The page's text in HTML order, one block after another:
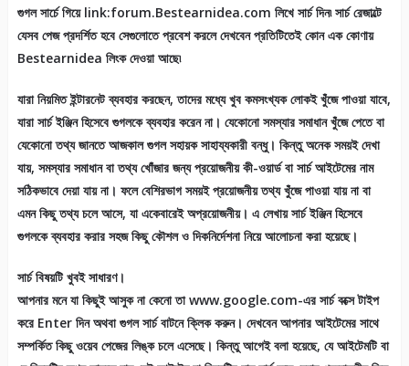
গুগল সার্চে গিয়ে link:forum.Bestearnidea.com লিখে সার্চ দিন৷ সার্চ রেজাল্টে
যেসব পেজ প্রদর্শিত হবে সেগুলোতে প্রবেশ করলে দেখবেন প্রতিটিতেই কোন এক কোণায়
Bestearnidea লিংক দেওয়া আছে৷
যারা নিয়মিত ইন্টারনেট ব্যবহার করছেন, তাদের মধ্যে খুব কমসংখ্যক লোকই খুঁজে পাওয়া যাবে,
যারা সার্চ ইঞ্জিন হিসেবে গুগলকে ব্যবহার করেন না। যেকোনো সমস্যার সমাধান খুঁজে পেতে বা
যেকোনো তথ্য জানতে আজকাল গুগল সহায়ক সাহায্যকারী বন্ধু। কিন্তু অনেক সময়ই দেখা
যায়, সমস্যার সমাধান বা তথ্য খোঁজার জন্য প্রয়োজনীয় কী-ওয়ার্ড বা সার্চ আইটেমের নাম
সঠিকভাবে দেয়া যায় না। ফলে বেশিরভাগ সময়ই প্রয়োজনীয় তথ্য খুঁজে পাওয়া যায় না বা
এমন কিছু তথ্য চলে আসে, যা একেবারেই অপ্রয়োজনীয়। এ লেখায় সার্চ ইঞ্জিন হিসেবে
গুগলকে ব্যবহার করার সহজ কিছু কৌশল ও দিকনির্দেশনা নিয়ে আলোচনা করা হয়েছে।
সার্চ বিষয়টি খুবই সাধারণ।
আপনার মনে যা কিছুই আসুক না কেনো তা www.google.com-এর সার্চ বক্সে টাইপ
করে Enter দিন অথবা গুগল সার্চ বাটনে ক্লিক করুন। দেখবেন আপনার আইটেমের সাথে
সম্পর্কিত কিছু ওয়েব পেজের লিঙ্ক চলে এসেছে। কিন্তু আগেই বলা হয়েছে, যে আইটেমটি বা